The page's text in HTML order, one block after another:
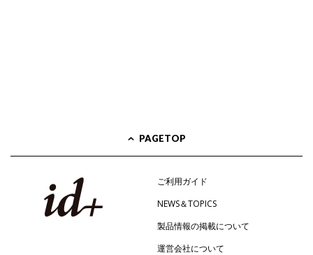
PAGETOP
ご利用ガイド
NEWS＆TOPICS
製品情報の掲載について
運営会社について